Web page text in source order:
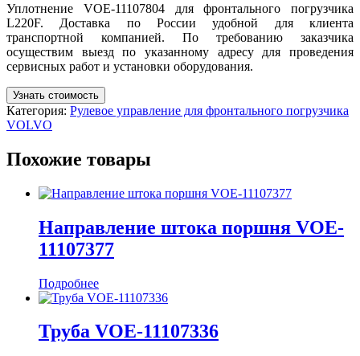
Уплотнение VOE-11107804 для фронтального погрузчика
L220F. Доставка по России удобной для клиента
транспортной компанией. По требованию заказчика
осуществим выезд по указанному адресу для проведения
сервисных работ и установки оборудования.
Узнать стоимость
Категория: Рулевое управление для фронтального погрузчика
VOLVO
Похожие товары
Направление штока поршня VOE-
11107377
Подробнее
Труба VOE-11107336